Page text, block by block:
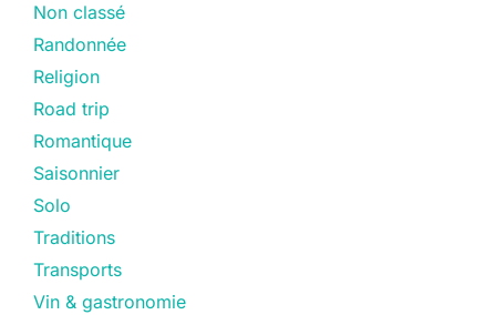
Non classé
Randonnée
Religion
Road trip
Romantique
Saisonnier
Solo
Traditions
Transports
Vin & gastronomie